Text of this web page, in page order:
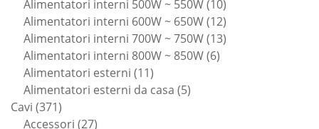
prodotto
Alimentatori interni 500W ~ 550W 1010
prodotti
Alimentatori interni 600W ~ 650W 1212
prodotti
Alimentatori interni 700W ~ 750W 1313
Alimentatori interni 800W ~ 850W 66
Alimentatori esterni 1111
prodotti
Alimentatori esterni da casa 55
Cavi 371371
prodotti
Accessori 2727